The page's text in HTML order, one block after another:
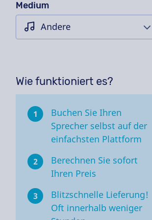
Medium
Wie funktioniert es?
1
Buchen Sie Ihren
Sprecher selbst auf der
einfachsten Plattform
2
Berechnen Sie sofort
Ihren Preis
3
Blitzschnelle Lieferung!
Oft innerhalb weniger